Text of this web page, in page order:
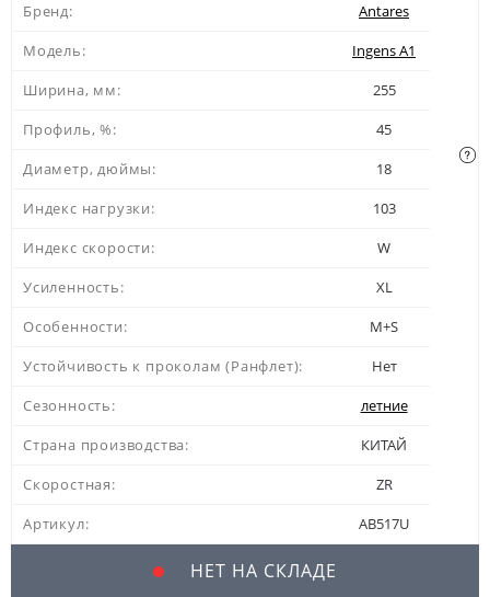
Бренд:
Antares
Модель:
Ingens A1
Ширина, мм:
255
Профиль, %:
45
Диаметр, дюймы:
18
Индекс нагрузки:
103
Индекс скорости:
W
Усиленность:
XL
Особенности:
M+S
Устойчивость к проколам (Ранфлет):
Нет
Сезонность:
летние
Страна производства:
КИТАЙ
Скоростная:
ZR
Артикул:
AB517U
НЕТ НА СКЛАДЕ